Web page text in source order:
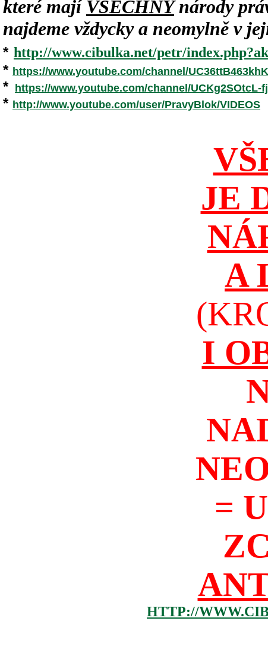
které mají VŠECHNYnárody
najdeme vždycky a neomylně v
* http://www.cibulka.net/petr/
* https://www.youtube.com/channel/
* https://www.youtube.com/channel/UCKg2SOtcL-
* http://www.youtube.com/user/PravyBlok/VIDEOS
JE
A
I
=
HTTP://